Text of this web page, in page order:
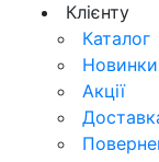
Клієнту
Каталог
Новинки
Акції